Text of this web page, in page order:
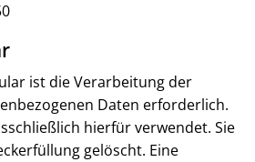
ist die Verarbeitung der
Daten erforderlich.
hierfür verwendet. Sie
gelöscht. Eine